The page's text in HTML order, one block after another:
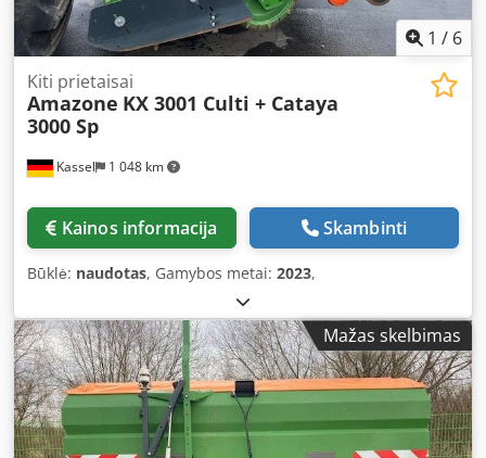
1 / 6
Kassel 1 048 km
Kiti prietaisai
Amazone KX 3001 Culti + Cataya
3000 Sp
Kainos informacija Skambinti
Būklė: naudotas, Gamybos metai: 2023,
Mažas skelbimas